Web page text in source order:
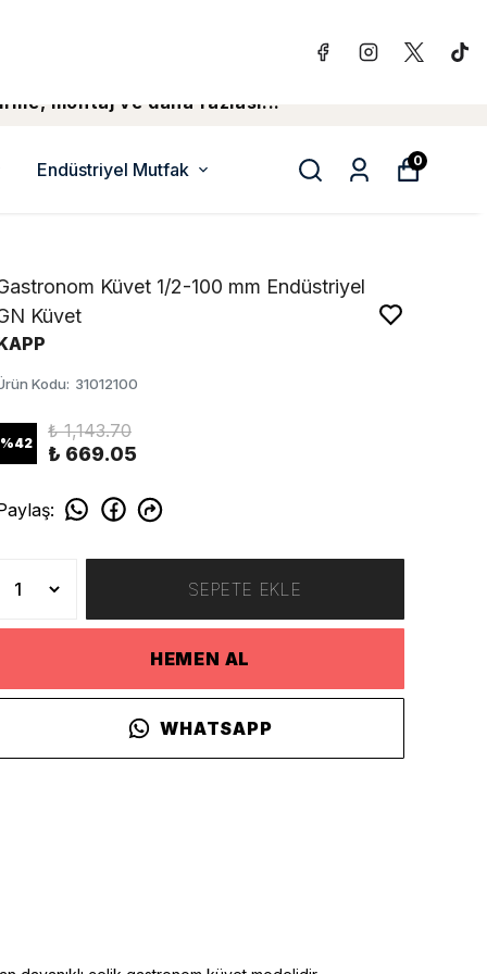
montaj ve daha fazlasi...
Endüstriyel Mutfak 0
Küvet 1/2-100 mm Endüstriyel
Küvet
Kodu: 31012100
%42
₺ 1,143.70
₺ 669.05
:
SEPETE EKLE
HEMEN AL
WHATSAPP